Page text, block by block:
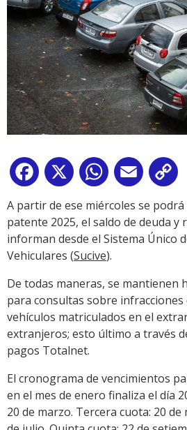
Facebook
X WhatsApp
Email
A partir de ese miércoles se
patente 2025, el saldo de deuda y
informan desde el Sistema Único
Vehiculares (Sucive).
De todas maneras, se mantienen
para consultas sobre infracciones
vehículos matriculados en el
extranjeros; esto último a través
pagos Totalnet.
El cronograma de vencimientos
en el mes de enero finaliza el día
20 de marzo. Tercera cuota: 20 de